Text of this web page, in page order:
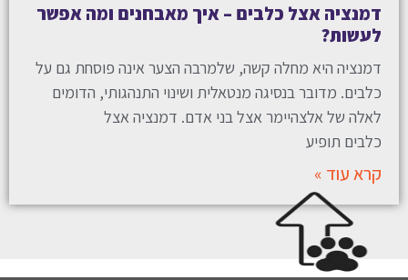
דמנציה אצל כלבים – איך מאבחנים ומה אפשר
לעשות?
דמנציה היא מחלה קשה, שלמרבה הצער אינה פוסחת גם על
כלבים. מדובר בנסיגה מנטאלית ושינוי התנהגותי, הדומים
לאלה של אלצהיימר אצל בני אדם. דמנציה אצל
כלבים תופיע
קרא עוד »